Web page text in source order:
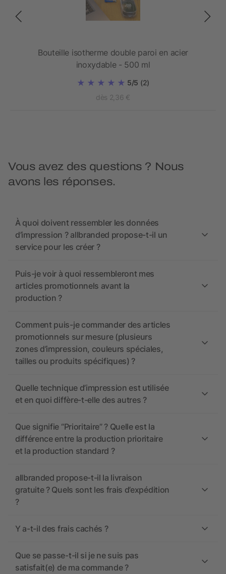
Bouteille isotherme double paroi en acier
inoxydable - 500 ml
5/5 (2)
dès 2,36 €
Vous avez des questions ? Nous
avons les réponses.
À quoi doivent ressembler les données
d’impression ? allbranded propose-t-il un
service pour les créer ?
Puis-je voir à quoi ressembleront mes
articles promotionnels avant la
production ?
Comment puis-je commander des articles
promotionnels sur mesure (plusieurs
zones d’impression, couleurs spéciales,
tailles ou produits spécifiques) ?
Quelle technique d’impression est utilisée
et en quoi diffère-t-elle des autres ?
Que signifie “Prioritaire” ? Quelle est la
différence entre la production prioritaire
et la production standard ?
allbranded propose-t-il la livraison
gratuite ? Quels sont les frais d’expédition
?
Y a-t-il des frais cachés ?
Que se passe-t-il si je ne suis pas
satisfait(e) de ma commande ?